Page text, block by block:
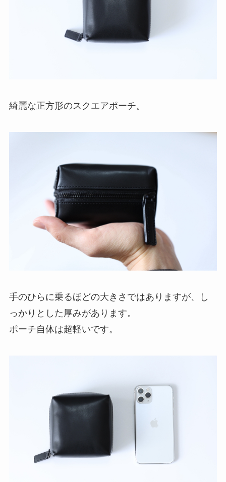
綺麗な正方形のスクエアポーチ。
手のひらに乗るほどの大きさではありますが、し
っかりとした厚みがあります。
ポーチ自体は超軽いです。